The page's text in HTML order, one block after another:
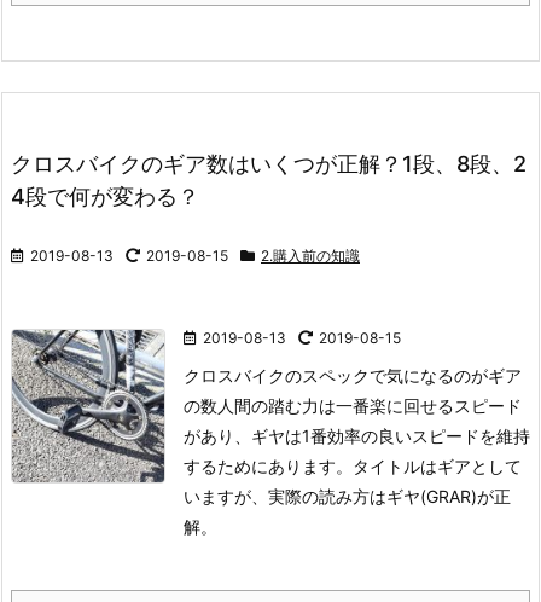
クロスバイクのギア数はいくつが正解？1段、8段、2
4段で何が変わる？
2019-08-13 2019-08-15 2.購入前の知識
2019-08-13 2019-08-15
クロスバイクのスペックで気になるのがギア
の数 人間の踏む力は一番楽に回せるスピード
があり、ギヤは1番効率の良いスピードを維持
するためにあります。
タイトルはギアとして
いますが、実際の読み方はギヤ(GRAR)が正
解。